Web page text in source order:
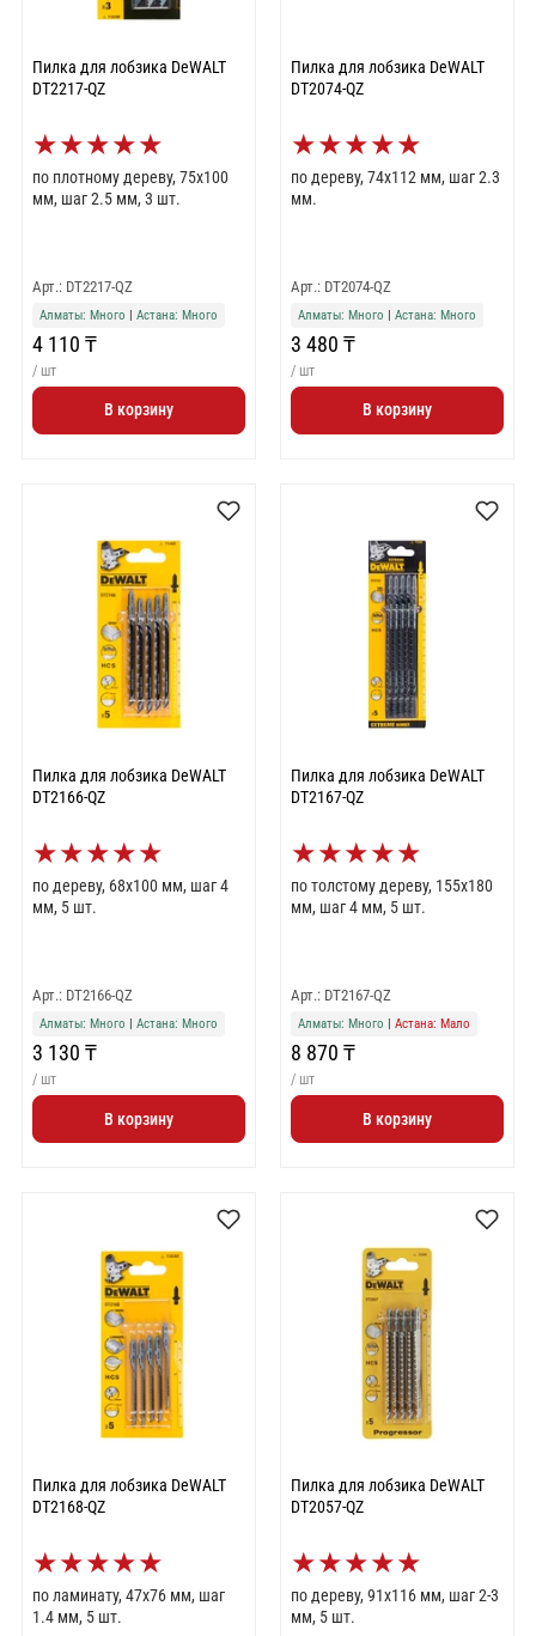
Пилка для лобзика DeWALT
DT2217-QZ
★★★★★
по плотному дереву, 75x100
мм, шаг 2.5 мм, 3 шт.
Арт.: DT2217-QZ
Алматы: Много | Астана: Много
4 110 ₸
/ шт
В корзину
Пилка для лобзика DeWALT
DT2074-QZ
★★★★★
по дереву, 74x112 мм, шаг 2.3
мм.
Арт.: DT2074-QZ
Алматы: Много | Астана: Много
3 480 ₸
/ шт
В корзину
Пилка для лобзика DeWALT
DT2166-QZ
★★★★★
по дереву, 68x100 мм, шаг 4
мм, 5 шт.
Арт.: DT2166-QZ
Алматы: Много Астана: Много
3 130 ₸
/ шт
В корзину
Пилка для лобзика DeWALT
DT2167-QZ
★★★★★
по толстому дереву, 155x180
мм, шаг 4 мм, 5 шт.
Арт.: DT2167-QZ
Алматы: Много Астана: Мало
8 870 ₸
/ шт
В корзину
Пилка для лобзика DeWALT
DT2168-QZ
★★★★★
по ламинату, 47x76 мм, шаг
1.4 мм, 5 шт.
Пилка для лобзика DeWALT
DT2057-QZ
★★★★★
по дереву, 91x116 мм, шаг 2-3
мм, 5 шт.